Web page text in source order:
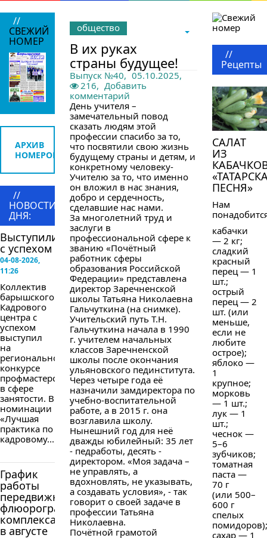
//
СВЕЖИЙ
НОМЕР
АРХИВ
НОМЕРОВ
//
НОВОСТИ
ДНЯ:
Выступили
с успехом
04-08-2026,
11:26
Коллектив
барышского
Кадрового
центра с
успехом
выступил
на
региональном
конкурсе
профмастерства
в сфере
занятости. В
номинации
«Лучшая
практика по
кадровому...
График
работы
передвижного
флюорографического
комплекса
в августе
общество
В их руках
страны будущее!
Выпуск №40, 05.10.2025,
216, Добавить
комментарий
День учителя –
замечательный повод
сказать людям этой
профессии спасибо за то,
что посвятили свою жизнь
будущему страны и детям, и
конкретному человеку-
Учителю за то, что именно
он вложил в нас знания,
добро и сердечность,
сделавшие нас нами.
За многолетний труд и
заслуги в
профессиональной сфере к
званию «Почётный
работник сферы
образования Российской
Федерации» представлена
директор Заречненской
школы Татьяна Николаевна
Гальчуткина (на снимке).
Учительский путь Т.Н.
Гальчуткина начала в 1990
г. учителем начальных
классов Заречненской
школы после окончания
ульяновского пединститута.
Через четыре года её
назначили замдиректора по
учебно-воспитательной
работе, а в 2015 г. она
возглавила школу.
Нынешний год для неё
дважды юбилейный: 35 лет
- педработы, десять -
директором. «Моя задача –
не управлять, а
вдохновлять, не указывать,
а создавать условия», - так
говорит о своей задаче в
профессии Татьяна
Николаевна.
Почётной грамотой
//
Рецепты
САЛАТ
ИЗ
ПЕСНЯ»
Нам
кабачки
— 2 кг;
сладкий
красный
перец — 1
шт.;
острый
перец — 2
шт. (или
меньше,
если не
любите
острое);
яблоко —
1
крупное;
морковь
— 1 шт.;
лук — 1
шт.;
чеснок —
5–6
зубчиков;
томатная
паста —
70 г
(или 500–
600 г
спелых
помидоров);
сахар — 1